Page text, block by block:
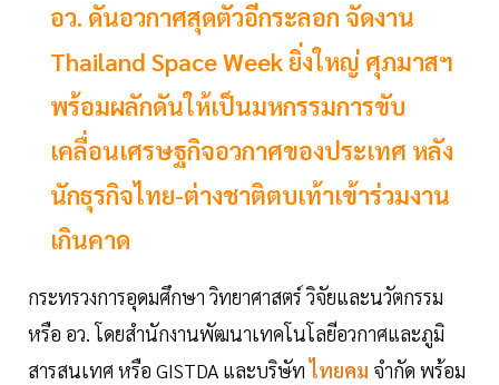
อว. ดันอวกาศสุดตัวอีกระลอก จัดงาน
Thailand Space Week ยิ่งใหญ่ ศุภมาสฯ
พร้อมผลักดันให้เป็นมหกรรมการขับ
เคลื่อนเศรษฐกิจอวกาศของประเทศ หลัง
นักธุรกิจไทย-ต่างชาติตบเท้าเข้าร่วมงาน
เกินคาด
กระทรวงการอุดมศึกษา วิทยาศาสตร์ วิจัยและนวัตกรรม
หรือ อว. โดยสำนักงานพัฒนาเทคโนโลยีอวกาศและภูมิ
สารสนเทศ หรือ GISTDA และบริษัทไทยคม จำกัด พร้อม